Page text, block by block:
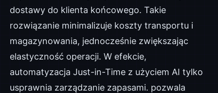
dostawy do klienta końcowego. Takie
rozwiązanie minimalizuje koszty transportu i
magazynowania, jednocześnie zwiększając
elastyczność operacji. W efekcie,
automatyzacja Just-in-Time z użyciem AI tylko
usprawnia zarządzanie zapasami. pozwala